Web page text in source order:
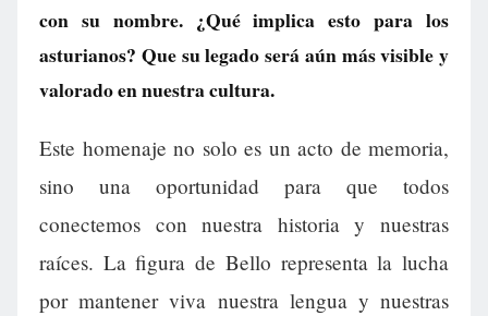
con su nombre. ¿Qué implica esto para los
asturianos? Que su legado será aún más visible y
valorado en nuestra cultura.
Este homenaje no solo es un acto de memoria,
sino una oportunidad para que todos
conectemos con nuestra historia y nuestras
raíces. La figura de Bello representa la lucha
por mantener viva nuestra lengua y nuestras